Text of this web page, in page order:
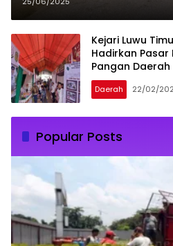
Kejari Luwu
Hadirkan
Pangan Daerah
Daerah 22/02/
Popular Posts